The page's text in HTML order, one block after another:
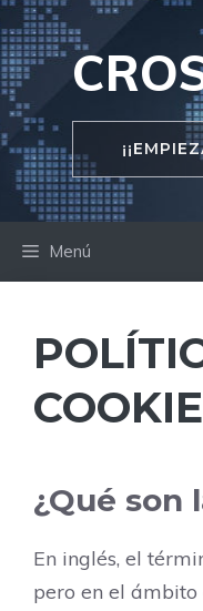
Saltar
al
contenido
Menú
¿Qué son
En inglés, el
pero en el